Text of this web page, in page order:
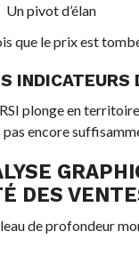
Un pivot d’élan
que le prix est
INDICATEURS
plonge en
encore
DES
de profondeur